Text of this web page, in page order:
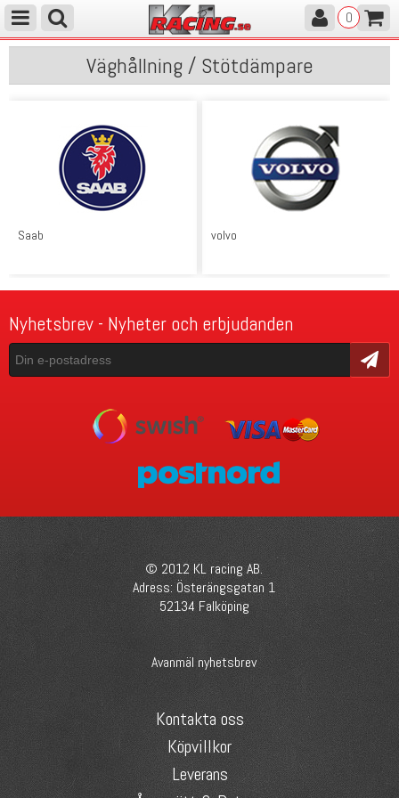
0
Väghållning / Stötdämpare
Saab volvo
Nyhetsbrev - Nyheter och erbjudanden
Skicka
© 2012 KL racing AB.
Adress: Österängsgatan 1
52134 Falköping
Avanmäl nyhetsbrev
Kontakta oss
Köpvillkor
Leverans